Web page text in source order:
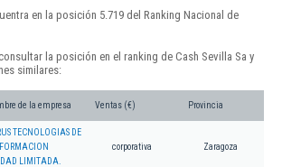
en la posición 5.719 del Ranking Nacional de
la posición en el ranking de Cash Sevilla Sa y
similares:
de la empresa Ventas (€) Provincia
TECNOLOGIAS DE
LIMITADA.
corporativa Zaragoza